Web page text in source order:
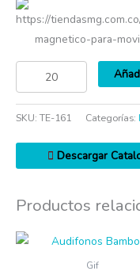
https://
magnetico-para-
SKU: TE-161 Categorías:
Descargar
Productos
Gif